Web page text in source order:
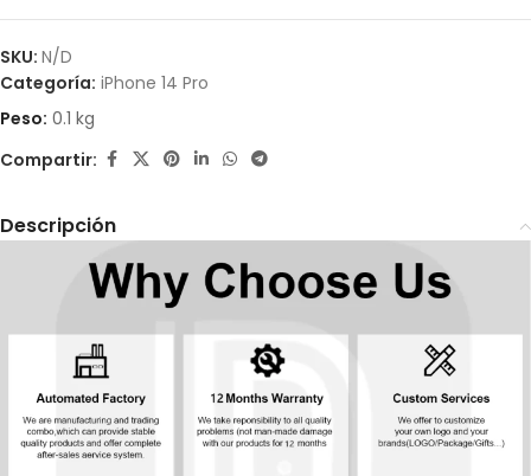
SKU: N/D
Categoría: iPhone 14 Pro
Peso: 0.1 kg
Compartir:
Descripción